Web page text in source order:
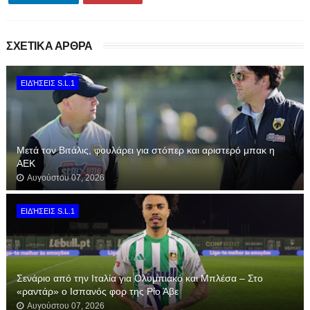
ΣΧΕΤΙΚΑ ΑΡΘΡΑ
ΕΙΔΉΣΕΙΣ S.L.1
Μετά τον Βιτάλις, φουλάρει για στόπερ και αριστερό μπακ η
ΑΕΚ
Αυγούστου 07, 2026
ΕΙΔΉΣΕΙΣ S.L.1
Σενάριο από την Ιταλία για Ολυμπιακό και Μπλέσα – Στο
«ραντάρ» ο Ισπανός φορ της Ρίο Άβε
Αυγούστου 07, 2026